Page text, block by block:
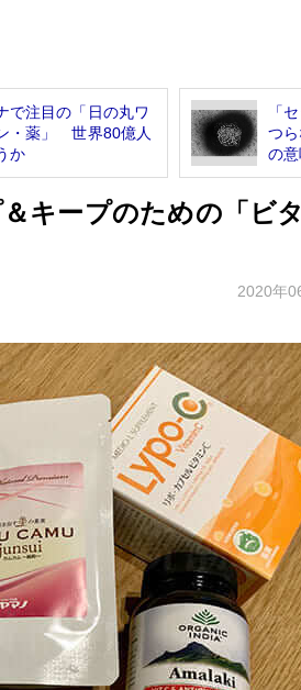
で注目の「日の丸ワ
・薬」 世界80億人
か
「
つ
の
キープのための「ビ
2020年